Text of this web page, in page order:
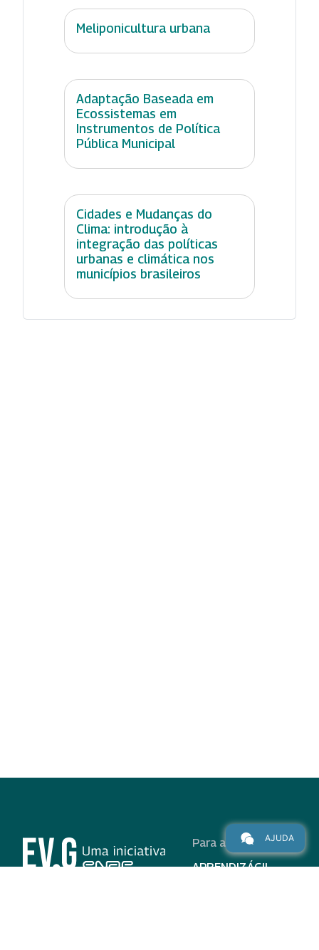
Meliponicultura urbana
Adaptação Baseada em
Ecossistemas em
Instrumentos de Política
Pública Municipal
Cidades e Mudanças do
Clima: introdução à
integração das políticas
urbanas e climática nos
municípios brasileiros
Para alunos
APRENDIZÁGIL
AJUDA